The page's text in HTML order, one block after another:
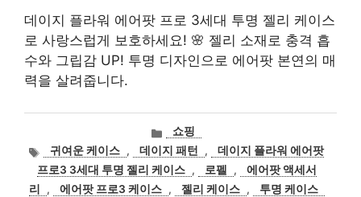
데이지 플라워 에어팟 프로 3세대 투명 젤리 케이스
로 사랑스럽게 보호하세요! 🌸 젤리 소재로 충격 흡
수와 그립감 UP! 투명 디자인으로 에어팟 본연의 매
력을 살려줍니다.
카
테
고
리
쇼핑
태
그
귀여운 케이스 , 데이지 패턴 ,
데이지 플라워 에어팟
프로3 3세대 투명 젤리 케이스 , 로펠 ,
에어팟 액세서
리
, 에어팟 프로3 케이스 , 젤리 케이스 , 투명 케이스